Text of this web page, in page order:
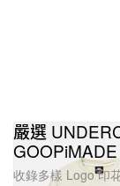
嚴選
收錄多樣 Logo 印